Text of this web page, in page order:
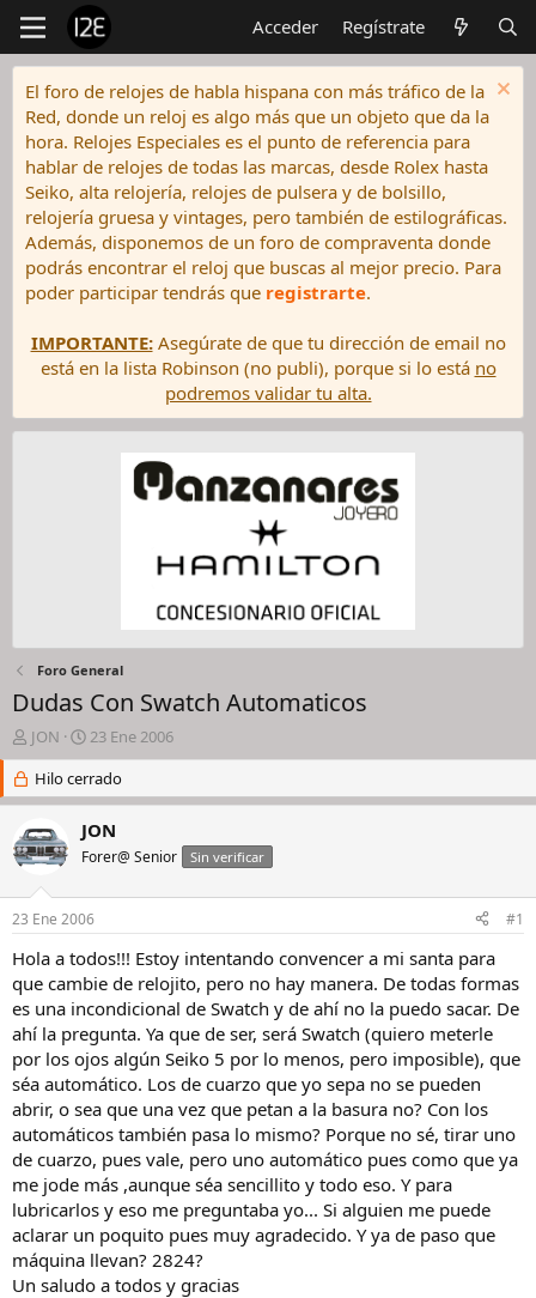
Acceder Regístrate
El foro de relojes de habla hispana con más tráfico de la
Red, donde un reloj es algo más que un objeto que da la
hora. Relojes Especiales es el punto de referencia para
hablar de relojes de todas las marcas, desde Rolex hasta
Seiko, alta relojería, relojes de pulsera y de bolsillo,
relojería gruesa y vintages, pero también de estilográficas.
Además, disponemos de un foro de compraventa donde
podrás encontrar el reloj que buscas al mejor precio. Para
poder participar tendrás que registrarte.
IMPORTANTE:Asegúrate de que tu dirección de email no
está en la lista Robinson (no publi), porque si lo está no
podremos validar tu alta.
Foro General
Dudas Con Swatch Automaticos
I
n
c
a
d
o
d
e
l
h
l
o
JON
F
e
c
h
a
d
e
i
c
i
o
23 Ene 2006
Hilo cerrado
JON
Forer@ Senior Sin verificar
23 Ene 2006 #1
Hola a todos!!! Estoy intentando convencer a mi santa para
que cambie de relojito, pero no hay manera. De todas formas
es una incondicional de Swatch y de ahí no la puedo sacar. De
ahí la pregunta. Ya que de ser, será Swatch (quiero meterle
por los ojos algún Seiko 5 por lo menos, pero imposible), que
séa automático. Los de cuarzo que yo sepa no se pueden
abrir, o sea que una vez que petan a la basura no? Con los
automáticos también pasa lo mismo? Porque no sé, tirar uno
de cuarzo, pues vale, pero uno automático pues como que ya
me jode más ,aunque séa sencillito y todo eso. Y para
lubricarlos y eso me preguntaba yo... Si alguien me puede
aclarar un poquito pues muy agradecido. Y ya de paso que
máquina llevan? 2824?
Un saludo a todos y gracias